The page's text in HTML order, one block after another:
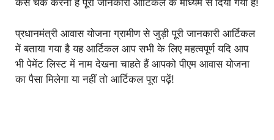
कैसे चेक करना है पूरी जानकारी आर्टिकल के माध्यम से दिया गया है!
प्रधानमंत्री आवास योजना ग्रामीण से जुड़ी पूरी जानकारी आर्टिकल
में बताया गया है यह आर्टिकल आप सभी के लिए महत्वपूर्ण यदि आप
भी पेमेंट लिस्ट में नाम देखना चाहते हैं आपको पीएम आवास योजना
का पैसा मिलेगा या नहीं तो आर्टिकल पूरा पढ़ें!